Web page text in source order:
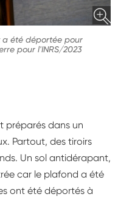
a été déportée pour
pour l'INRS/2023
préparés dans un
Partout, des tiroirs
Un sol antidérapant,
car le plafond a été
ont été déportés à